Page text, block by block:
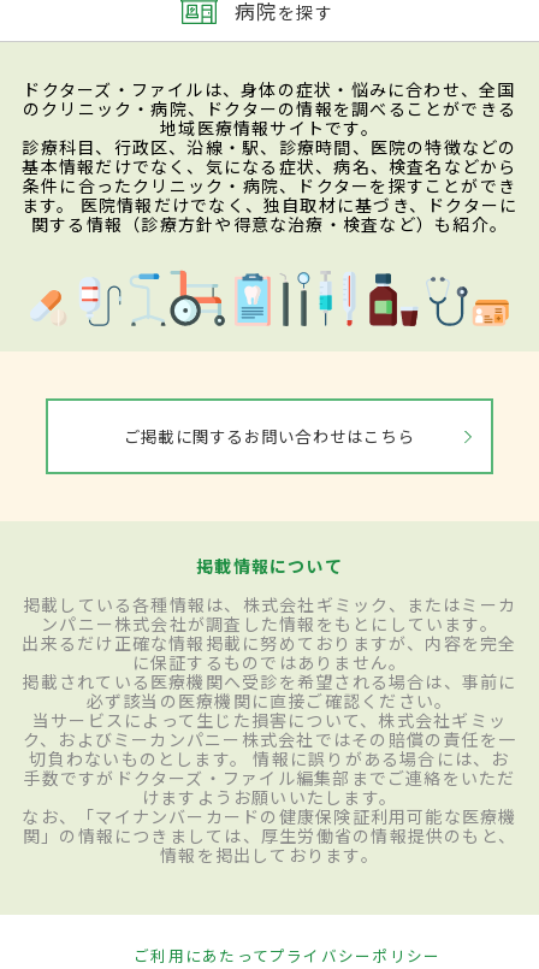
病院を探す
ドクターズ・ファイルは、身体の症状・悩みに合わせ、全国
のクリニック・病院、ドクターの情報を調べることができる
地域医療情報サイトです。
診療科目、行政区、沿線・駅、診療時間、医院の特徴などの
基本情報だけでなく、気になる症状、病名、検査名などから
条件に合ったクリニック・病院、ドクターを探すことができ
ます。 医院情報だけでなく、独自取材に基づき、ドクターに
関する情報（診療方針や得意な治療・検査など）も紹介。
ご掲載に関するお問い合わせはこちら
掲載情報について
掲載している各種情報は、株式会社ギミック、またはミーカ
ンパニー株式会社が調査した情報をもとにしています。
出来るだけ正確な情報掲載に努めておりますが、内容を完全
に保証するものではありません。
掲載されている医療機関へ受診を希望される場合は、事前に
必ず該当の医療機関に直接ご確認ください。
当サービスによって生じた損害について、株式会社ギミッ
ク、およびミーカンパニー株式会社ではその賠償の責任を一
切負わないものとします。 情報に誤りがある場合には、お
手数ですがドクターズ・ファイル編集部までご連絡をいただ
けますようお願いいたします。
なお、「マイナンバーカードの健康保険証利用可能な医療機
関」の情報につきましては、厚生労働省の情報提供のもと、
情報を掲出しております。
ご利用にあたってプライバシーポリシー